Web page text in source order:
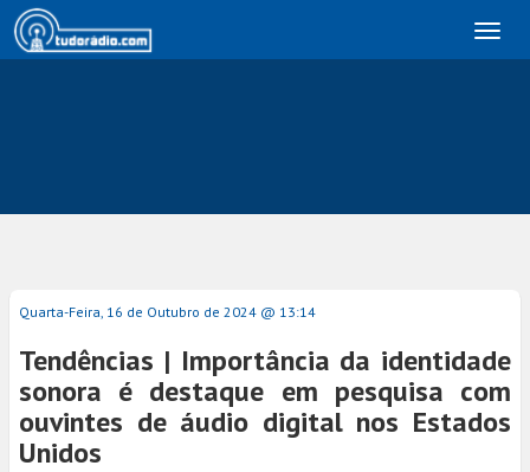
Quarta-Feira, 16 de Outubro de 2024 @ 13:14
Tendências | Importância da identidade
sonora é destaque em pesquisa com
ouvintes de áudio digital nos Estados
Unidos